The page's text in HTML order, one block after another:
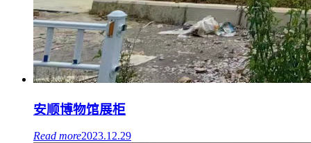
安顺博物馆展柜
Read more2023.12.29